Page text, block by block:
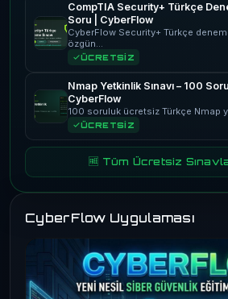
CompTIA Security+ Türkçe
Soru | CyberFlow
CyberFlow Security+ Türkçe
özgün…
ÜCRETSİZ
Nmap Yetkinlik Sınavı – 100
CyberFlow
100 soruluk ücretsiz Türkçe Nmap
ÜCRETSİZ
🆓 Tüm Ücretsiz
CyberFlow Uygulaması